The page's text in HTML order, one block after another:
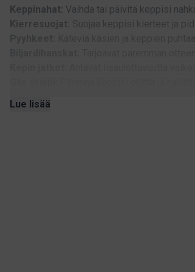
Keppinahat: Vaihda tai päivitä keppisi
Kierresuojat: Suojaa keppisi kierteet ja
korkeasta laadustaan ja kestävyydestään.
Lue lisää